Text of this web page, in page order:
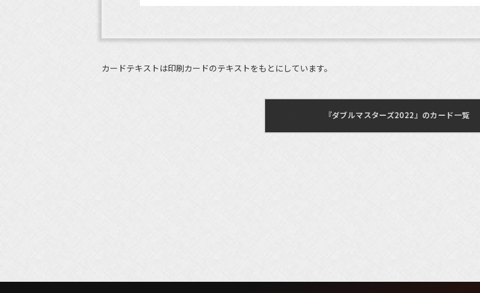
カードテキストは印刷カードのテキストをもとにしています。
『ダブルマスターズ2022』のカード一覧